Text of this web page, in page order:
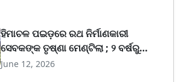
ହିମାଚଳ ପଇଡ଼ରେ ରଥ ନିର୍ମାଣକାରୀ
ସେବକଙ୍କ ତୃଷ୍ଣା ମେଣ୍ଟିଲା ; ୨ ବର୍ଷରୁ
ଇଚ୍ଛା ଥିଲା, ମହାପ୍ରଭୁ ପୂରଣ କଲେ କହିଲେ
June 12, 2026